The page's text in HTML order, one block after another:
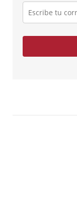
Escribe
tu
correo
electrónico...